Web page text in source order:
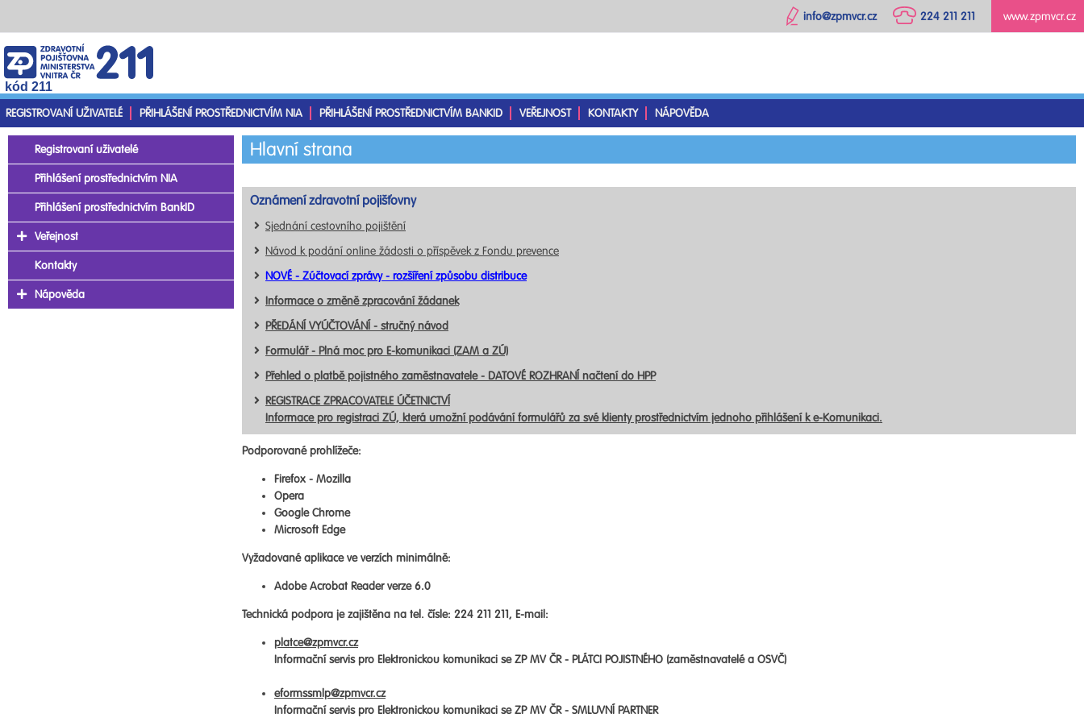
www.zpmvcr.cz
224 211 211
info@zpmvcr.cz
kód 211
REGISTROVANÍ UŽIVATELÉ
PŘIHLÁŠENÍ PROSTŘEDNICTVÍM NIA PŘIHLÁŠENÍ PROSTŘEDNICTVÍM BANKID VEŘEJNOST KONTAKTY NÁPOVĚDA
Hlavní strana
Oznámení zdravotní pojišťovny
Sjednání cestovního pojištění
Návod k podání online žádosti o příspěvek z Fondu prevence
NOVÉ - Zúčtovací zprávy - rozšíření způsobu distribuce
Informace o změně zpracování žádanek
PŘEDÁNÍ VYÚČTOVÁNÍ - stručný návod
Formulář - Plná moc pro E-komunikaci (ZAM a ZÚ)
Přehled o platbě pojistného zaměstnavatele - DATOVÉ ROZHRANÍ načtení do HPP
REGISTRACE ZPRACOVATELE ÚČETNICTVÍ
Informace pro registraci ZÚ, která umožní podávání formulářů za své klienty prostřednictvím jednoho přihlášení k e-Komunikaci.
Podporované prohlížeče:
Firefox - Mozilla
Opera
Google Chrome
Microsoft Edge
Vyžadované aplikace ve verzích minimálně:
Adobe Acrobat Reader verze 6.0
Technická podpora je zajištěna na tel. čísle: 224 211 211, E-mail:
platce@zpmvcr.cz
Informační servis pro Elektronickou komunikaci se ZP MV ČR - PLÁTCI POJISTNÉHO (zaměstnavatelé a OSVČ)
eformssmlp@zpmvcr.cz
Informační servis pro Elektronickou komunikaci se ZP MV ČR - SMLUVNÍ PARTNER
Registrovaní uživatelé
Přihlášení prostřednictvím NIA
Přihlášení prostřednictvím BankID
Veřejnost
Kontakty
Nápověda